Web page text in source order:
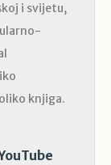
i svijetu,
knjiga.